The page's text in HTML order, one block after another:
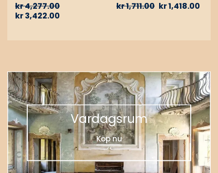
kr4,277.00
kr3,422.00
kr1,711.00 kr1,418.00
Vardagsrum
Köp nu